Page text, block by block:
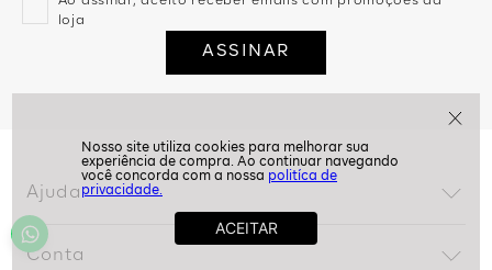
politíca de
privacidade.
Ao assinar, aceito receber emails com promoções da
Ajuda